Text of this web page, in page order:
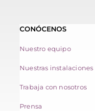
CONÓCENOS
Nuestro equipo
Nuestras instalaciones
Trabaja con nosotros
Prensa